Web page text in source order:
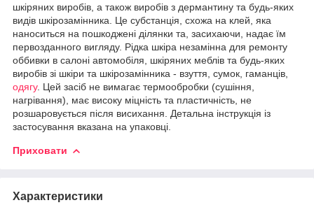
шкіряних виробів, а також виробів з дермантину та будь-яких
видів шкірозамінника. Це субстанція, схожа на клей, яка
наноситься на пошкоджені ділянки та, засихаючи, надає їм
первозданного вигляду. Рідка шкіра незамінна для ремонту
оббивки в салоні автомобіля, шкіряних меблів та будь-яких
виробів зі шкіри та шкірозамінника - взуття, сумок, гаманців,
одягу. Цей засіб не вимагає термообробки (сушіння,
нагрівання), має високу міцність та пластичність, не
розшаровується після висихання. Детальна інструкція із
застосування вказана на упаковці.
Приховати
Характеристики